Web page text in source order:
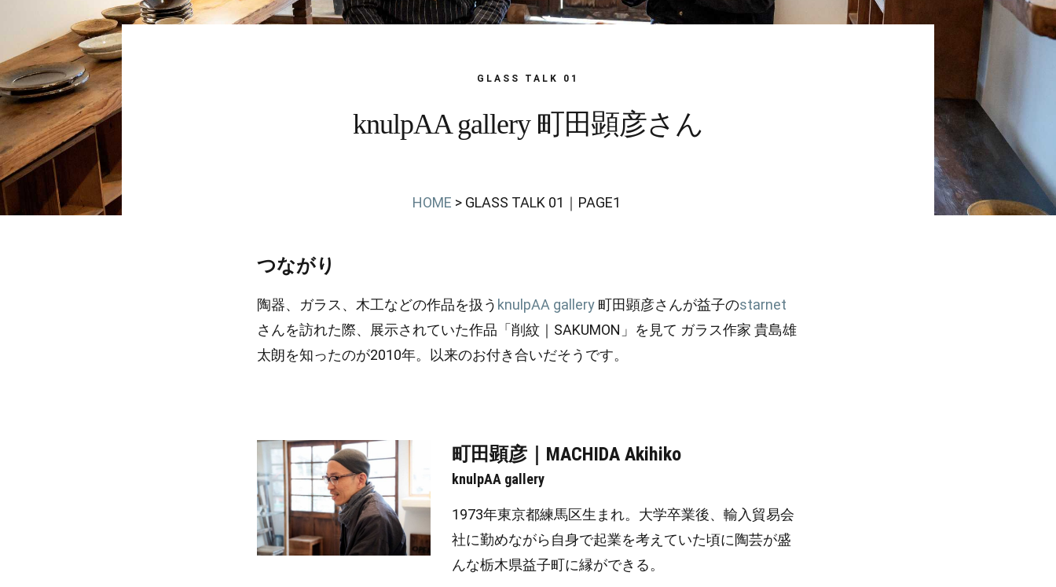
GLASS TALK 01
knulpAA gallery 町田顕彦さん
HOME > GLASS TALK 01｜PAGE1
つながり
陶器、ガラス、木工などの作品を扱う knulpAA gallery 町田顕彦さんが益子のstarnet
さんを訪れた際、展示されていた作品「削紋｜SAKUMON」を見て ガラス作家 貴島雄
太朗を知ったのが2010年。以来のお付き合いだそうです。
町田顕彦｜MACHIDA Akihiko
knulpAA gallery
1973年東京都練馬区生まれ。大学卒業後、輸入貿易会
社に勤めながら自身で起業を考えていた頃に陶芸が盛
んな栃木県益子町に縁ができる。